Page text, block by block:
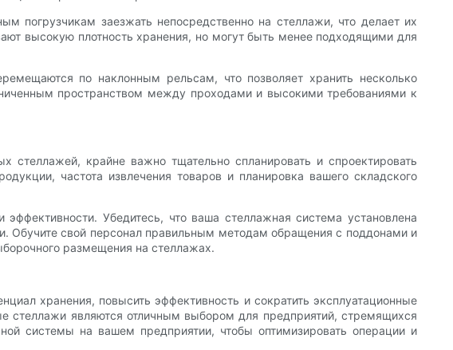
погрузчикам заезжать непосредственно на стеллажи, что делает их
высокую плотность хранения, но могут быть менее подходящими для
по наклонным рельсам, что позволяет хранить несколько
пространством между проходами и высокими требованиями к
крайне важно тщательно спланировать и спроектировать
частота извлечения товаров и планировка вашего складского
Убедитесь, что ваша стеллажная система установлена
Обучите свой персонал правильным методам обращения с поддонами и
размещения на стеллажах.
хранения, повысить эффективность и сократить эксплуатационные
стеллажи являются отличным выбором для предприятий, стремящихся
системы на вашем предприятии, чтобы оптимизировать операции и